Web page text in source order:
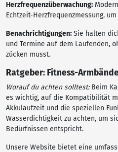
Herzfrequenzüberwachung:
Echtzeit-Herzfrequenzmessung,
Benachrichtigungen: Sie halten
und Termine auf dem Laufenden,
zücken musst.
Ratgeber: Fitness-
Worauf du achten solltest:Beim
es wichtig, auf die Kompatibilität
Akkulaufzeit und die speziellen
Wasserdichtigkeit zu achten, um
Bedürfnissen entspricht.
Unsere Website bietet eine